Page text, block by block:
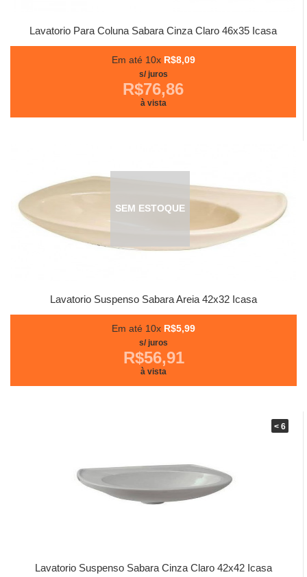
Lavatorio Para Coluna Sabara Cinza Claro 46x35 Icasa
Em até 10x R$8,09
s/ juros
R$76,86
à vista
SEM ESTOQUE
Lavatorio Suspenso Sabara Areia 42x32 Icasa
Em até 10x R$5,99
s/ juros
R$56,91
à vista
< 6
Lavatorio Suspenso Sabara Cinza Claro 42x42 Icasa